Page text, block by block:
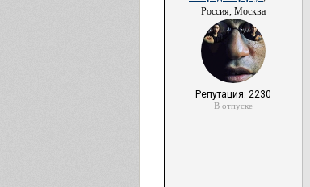
Россия, Москва
Репутация: 2230
В отпуске